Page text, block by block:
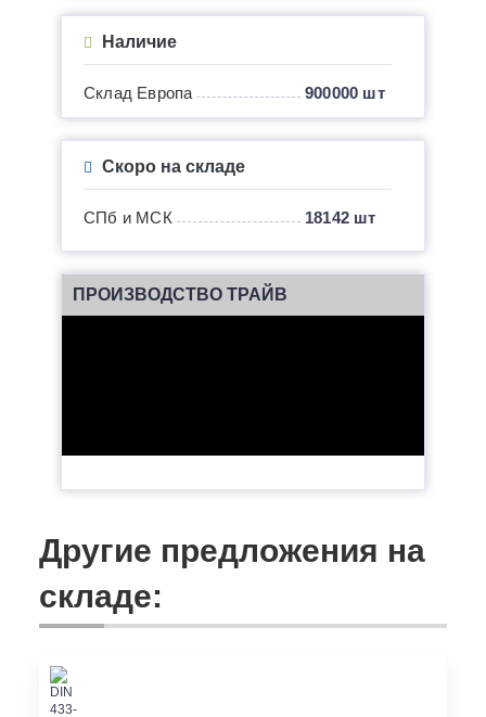
Наличие
Склад Европа 900000 шт
Скоро на складе
СПб и МСК 18142 шт
ПРОИЗВОДСТВО ТРАЙВ
Другие предложения на
складе: